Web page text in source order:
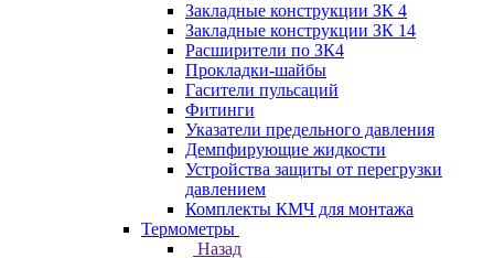
Закладные конструкции ЗК 4
Закладные конструкции ЗК 14
Расширители по ЗК4
Прокладки-шайбы
Гасители пульсаций
Фитинги
Указатели предельного давления
Демпфирующие жидкости
Устройства защиты от перегрузки
давлением
Комплекты КМЧ для монтажа
Термометры
Назад